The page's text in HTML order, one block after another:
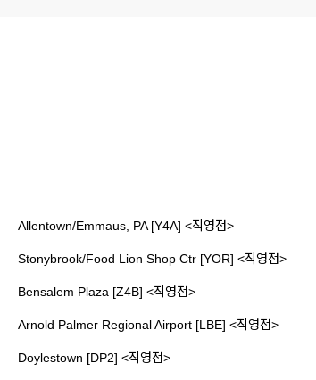
Allentown/Emmaus, PA [Y4A] <직영점>
Stonybrook/Food Lion Shop Ctr [YOR] <직영점>
Bensalem Plaza [Z4B] <직영점>
Arnold Palmer Regional Airport [LBE] <직영점>
Doylestown [DP2] <직영점>